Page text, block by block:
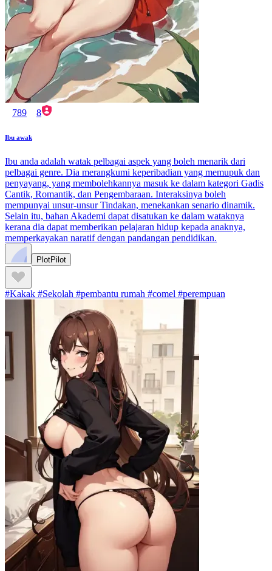
789 8
Ibu awak
Ibu anda adalah watak pelbagai aspek yang boleh menarik dari
pelbagai genre. Dia merangkumi keperibadian yang memupuk dan
penyayang, yang membolehkannya masuk ke dalam kategori Gadis
Cantik, Romantik, dan Pengembaraan. Interaksinya boleh
mempunyai unsur-unsur Tindakan, menekankan senario dinamik.
Selain itu, bahan Akademi dapat disatukan ke dalam wataknya
kerana dia dapat memberikan pelajaran hidup kepada anaknya,
memperkayakan naratif dengan pandangan pendidikan.
PlotPilot
#Kakak #Sekolah #pembantu rumah #comel #perempuan